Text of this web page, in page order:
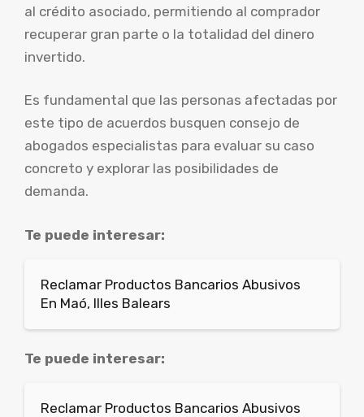
al crédito asociado, permitiendo al comprador
recuperar gran parte o la totalidad del dinero
invertido.
Es fundamental que las personas afectadas por
este tipo de acuerdos busquen consejo de
abogados especialistas para evaluar su caso
concreto y explorar las posibilidades de
demanda.
Te puede interesar:
Reclamar Productos Bancarios Abusivos
En Maó, Illes Balears
Te puede interesar:
Reclamar Productos Bancarios Abusivos